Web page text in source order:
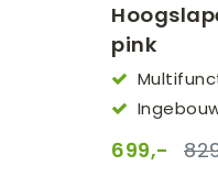
pink
(90x200cm)
699,-